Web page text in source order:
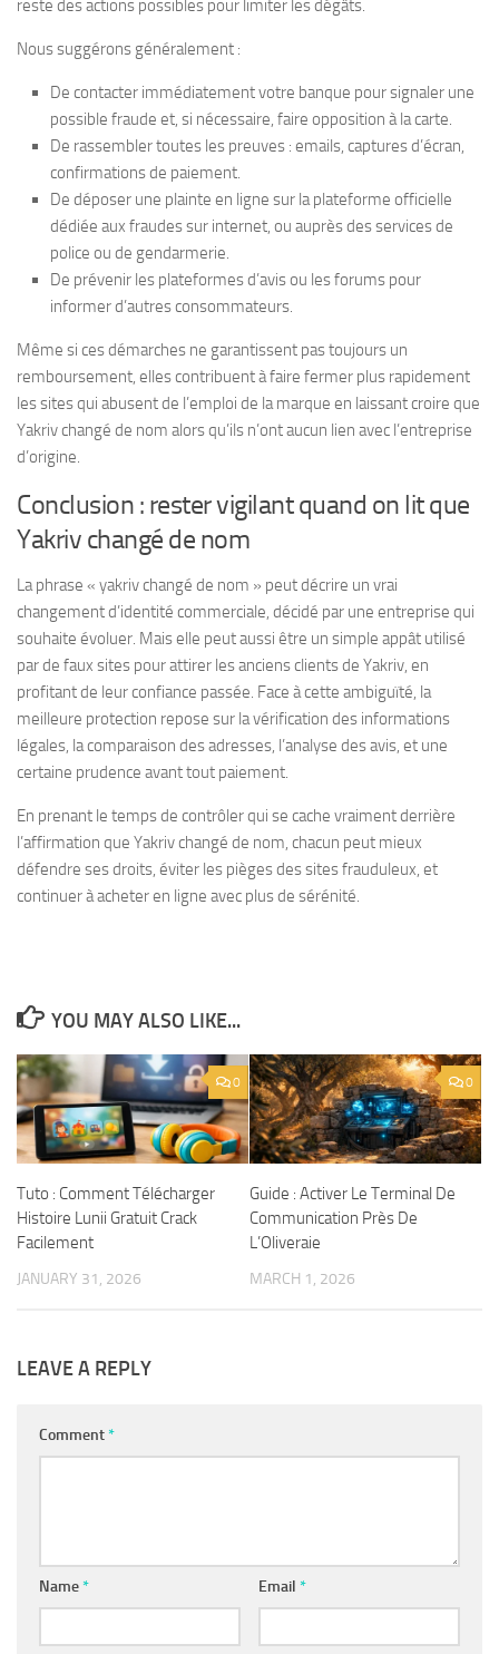
reste des actions possibles pour limiter les dégâts.
Nous suggérons généralement :
De contacter immédiatement votre banque pour signaler une
possible fraude et, si nécessaire, faire opposition à la carte.
De rassembler toutes les preuves : emails, captures d’écran,
confirmations de paiement.
De déposer une plainte en ligne sur la plateforme officielle
dédiée aux fraudes sur internet, ou auprès des services de
police ou de gendarmerie.
De prévenir les plateformes d’avis ou les forums pour
informer d’autres consommateurs.
Même si ces démarches ne garantissent pas toujours un
remboursement, elles contribuent à faire fermer plus rapidement
les sites qui abusent de l’emploi de la marque en laissant croire que
Yakriv changé de nom alors qu’ils n’ont aucun lien avec l’entreprise
d’origine.
Conclusion : rester vigilant quand on lit que
Yakriv changé de nom
La phrase « yakriv changé de nom » peut décrire un vrai
changement d’identité commerciale, décidé par une entreprise qui
souhaite évoluer. Mais elle peut aussi être un simple appât utilisé
par de faux sites pour attirer les anciens clients de Yakriv, en
profitant de leur confiance passée. Face à cette ambiguïté, la
meilleure protection repose sur la vérification des informations
légales, la comparaison des adresses, l’analyse des avis, et une
certaine prudence avant tout paiement.
En prenant le temps de contrôler qui se cache vraiment derrière
l’affirmation que Yakriv changé de nom, chacun peut mieux
défendre ses droits, éviter les pièges des sites frauduleux, et
continuer à acheter en ligne avec plus de sérénité.
YOU MAY ALSO LIKE...
0
Tuto : Comment Télécharger
Histoire Lunii Gratuit Crack
Facilement
JANUARY 31, 2026
0
Guide : Activer Le Terminal De
Communication Près De
L’Oliveraie
MARCH 1, 2026
LEAVE A REPLY
Comment*
Name* Email *